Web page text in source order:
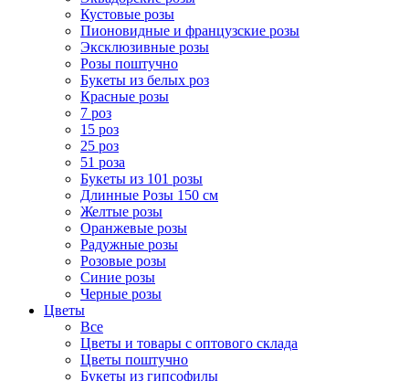
Кустовые розы
Пионовидные и французские розы
Эксклюзивные розы
Розы поштучно
Букеты из белых роз
Красные розы
7 роз
15 роз
25 роз
51 роза
Букеты из 101 розы
Длинные Розы 150 см
Желтые розы
Оранжевые розы
Радужные розы
Розовые розы
Синие розы
Черные розы
Цветы
Все
Цветы и товары с оптового склада
Цветы поштучно
Букеты из гипсофилы